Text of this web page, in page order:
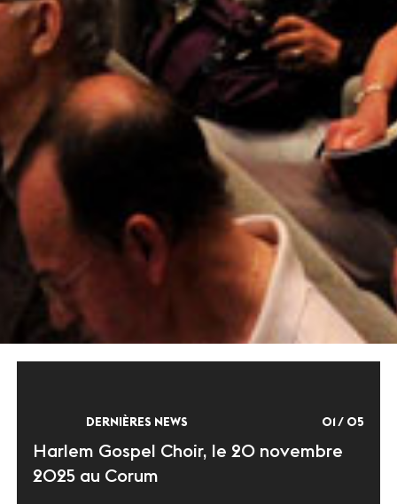
DERNIÈRES NEWS 01/ 05
Harlem Gospel Choir, le 20 novembre
2025 au Corum